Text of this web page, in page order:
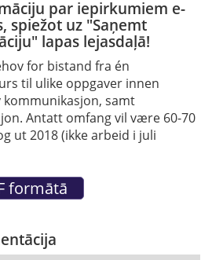
par iepirkumiem e-
spiežot uz "Saņemt
lapas lejasdaļā!
for bistand fra én
til ulike oppgaver innen
samt
Antatt omfang vil være 60-70
ut 2018 (ikke arbeid i juli